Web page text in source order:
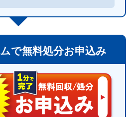
で無料処分お申込み